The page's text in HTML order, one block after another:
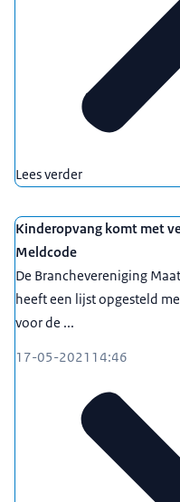
Lees verder
Kinderopvang komt met
Meldcode
De Branchevereniging
heeft een lijst opgesteld
voor de ...
17-05-2021 14:46